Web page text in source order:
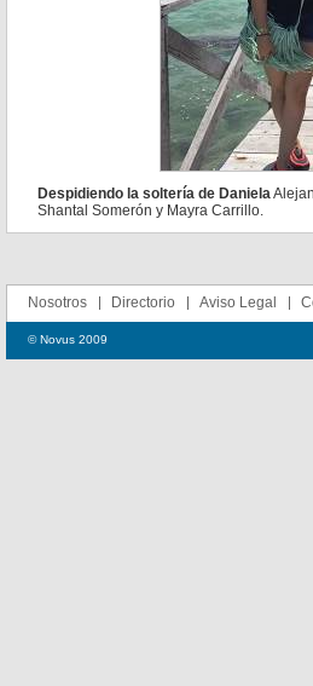
Despidiendo la soltería de Daniela
Shantal Somerón y Mayra Carrillo.
Nosotros Directorio Aviso Legal
© Novus 2009